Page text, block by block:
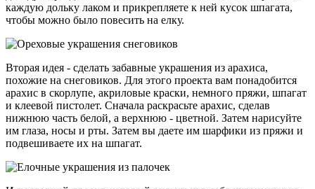
каждую дольку лаком и прикрепляете к ней кусок шпагата,
чтобы можно было повесить на елку.
Вторая идея - сделать забавные украшения из арахиса,
похожие на снеговиков. Для этого проекта вам понадобится
арахис в скорлупе, акриловые краски, немного пряжи, шпагат
и клеевой пистолет. Сначала раскрасьте арахис, сделав
нижнюю часть белой, а верхнюю - цветной. Затем нарисуйте
им глаза, носы и рты. Затем вы даете им шарфики из пряжи и
подвешиваете их на шпагат.